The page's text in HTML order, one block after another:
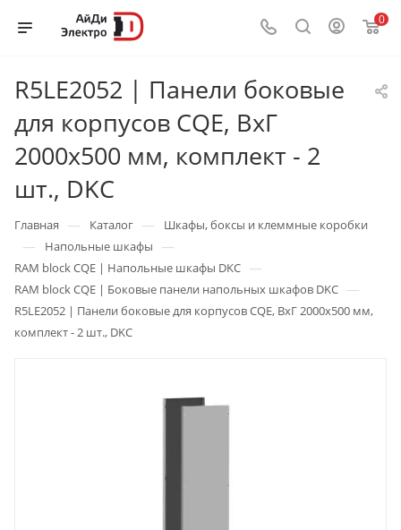
0
R5LE2052 | Панели боковые
для корпусов CQE, ВхГ
2000х500 мм, комплект - 2
шт., DKC
Главная — Каталог — Шкафы, боксы и клеммные коробки
— Напольные шкафы —
RAM block CQE | Напольные шкафы DKC —
RAM block CQE | Боковые панели напольных шкафов DKC —
R5LE2052 | Панели боковые для корпусов CQE, ВхГ 2000х500 мм,
комплект - 2 шт., DKC